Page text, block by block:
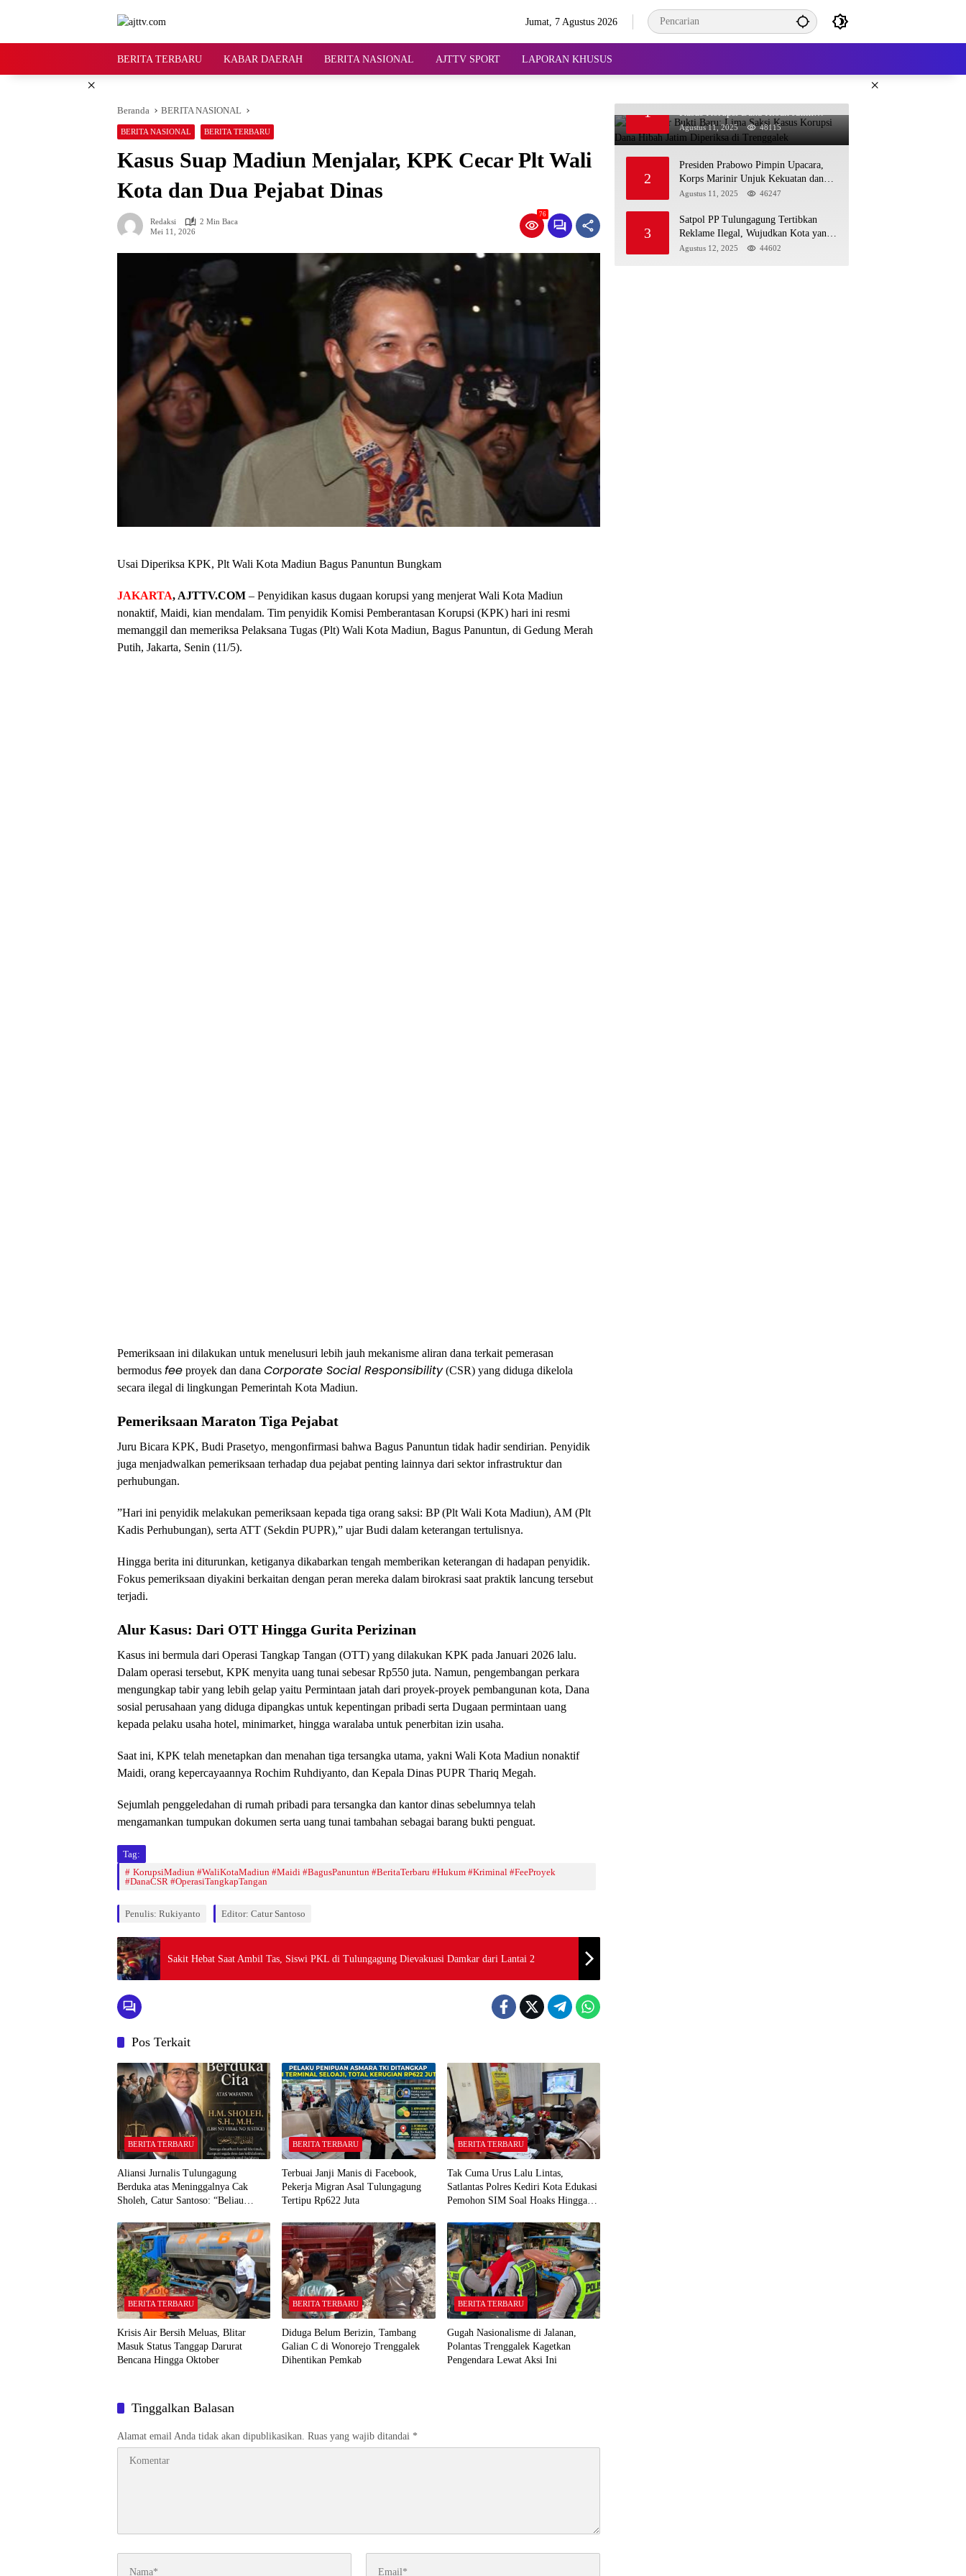
Jumat, 7 Agustus 2026
BERITA TERBARU KABAR DAERAH BERITA NASIONAL AJTTV SPORT LAPORAN KHUSUS
× ×
Beranda BERITA NASIONAL
BERITA NASIONAL BERITA TERBARU
Kasus Suap Madiun Menjalar, KPK Cecar Plt Wali
Kota dan Dua Pejabat Dinas
Redaksi
2 Min Baca
Mei 11, 2026
76
Usai Diperiksa KPK, Plt Wali Kota Madiun Bagus Panuntun Bungkam
JAKARTA, AJTTV.COM – Penyidikan kasus dugaan korupsi yang menjerat Wali Kota Madiun
nonaktif, Maidi, kian mendalam. Tim penyidik Komisi Pemberantasan Korupsi (KPK) hari ini resmi
memanggil dan memeriksa Pelaksana Tugas (Plt) Wali Kota Madiun, Bagus Panuntun, di Gedung Merah
Putih, Jakarta, Senin (11/5).
​Pemeriksaan ini dilakukan untuk menelusuri lebih jauh mekanisme aliran dana terkait pemerasan
bermodus fee proyek dan dana Corporate Social Responsibility(CSR) yang diduga dikelola
secara ilegal di lingkungan Pemerintah Kota Madiun.
Pemeriksaan Maraton Tiga Pejabat
​Juru Bicara KPK, Budi Prasetyo, mengonfirmasi bahwa Bagus Panuntun tidak hadir sendirian. Penyidik
juga menjadwalkan pemeriksaan terhadap dua pejabat penting lainnya dari sektor infrastruktur dan
perhubungan.
​”Hari ini penyidik melakukan pemeriksaan kepada tiga orang saksi: BP (Plt Wali Kota Madiun), AM (Plt
Kadis Perhubungan), serta ATT (Sekdin PUPR),” ujar Budi dalam keterangan tertulisnya.
​Hingga berita ini diturunkan, ketiganya dikabarkan tengah memberikan keterangan di hadapan penyidik.
Fokus pemeriksaan diyakini berkaitan dengan peran mereka dalam birokrasi saat praktik lancung tersebut
terjadi.
Alur Kasus: Dari OTT Hingga Gurita Perizinan
​Kasus ini bermula dari Operasi Tangkap Tangan (OTT) yang dilakukan KPK pada Januari 2026 lalu.
Dalam operasi tersebut, KPK menyita uang tunai sebesar Rp550 juta. Namun, pengembangan perkara
mengungkap tabir yang lebih gelap yaitu Permintaan jatah dari proyek-proyek pembangunan kota, Dana
sosial perusahaan yang diduga dipangkas untuk kepentingan pribadi serta Dugaan permintaan uang
kepada pelaku usaha hotel, minimarket, hingga waralaba untuk penerbitan izin usaha.
​Saat ini, KPK telah menetapkan dan menahan tiga tersangka utama, yakni Wali Kota Madiun nonaktif
Maidi, orang kepercayaannya Rochim Ruhdiyanto, dan Kepala Dinas PUPR Thariq Megah.
​Sejumlah penggeledahan di rumah pribadi para tersangka dan kantor dinas sebelumnya telah
mengamankan tumpukan dokumen serta uang tunai tambahan sebagai barang bukti penguat.
Tag:
KorupsiMadiun #WaliKotaMadiun #Maidi #BagusPanuntun #BeritaTerbaru #Hukum #Kriminal #FeeProyek
#DanaCSR #OperasiTangkapTangan
Penulis: Rukiyanto Editor: Catur Santoso
Sakit Hebat Saat Ambil Tas, Siswi PKL di Tulungagung Dievakuasi Damkar dari Lantai 2
Pos Terkait
BERITA TERBARU
Aliansi Jurnalis Tulungagung
Berduka atas Meninggalnya Cak
Sholeh, Catur Santoso: “Beliau
BERITA TERBARU
Terbuai Janji Manis di Facebook,
Pekerja Migran Asal Tulungagung
Tertipu Rp622 Juta
BERITA TERBARU
Tak Cuma Urus Lalu Lintas,
Satlantas Polres Kediri Kota Edukasi
Pemohon SIM Soal Hoaks Hingga
BERITA TERBARU
Krisis Air Bersih Meluas, Blitar
Masuk Status Tanggap Darurat
Bencana Hingga Oktober
BERITA TERBARU
Diduga Belum Berizin, Tambang
Galian C di Wonorejo Trenggalek
Dihentikan Pemkab
BERITA TERBARU
Gugah Nasionalisme di Jalanan,
Polantas Trenggalek Kagetkan
Pengendara Lewat Aksi Ini
Tinggalkan Balasan
Alamat email Anda tidak akan dipublikasikan. Ruas yang wajib ditandai *
1
Kasus Korupsi Dana Hibah Jatim
Diperiksa di Trenggalek
Agustus 11, 2025 48115
2
Presiden Prabowo Pimpin Upacara,
Korps Marinir Unjuk Kekuatan dan
Resmikan Struktur Baru
Agustus 11, 2025 46247
3
Satpol PP Tulungagung Tertibkan
Reklame Ilegal, Wujudkan Kota yang
Rapi dan Indah
Agustus 12, 2025 44602